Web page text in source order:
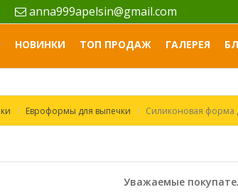
anna999apelsin@gmail.com
НОВИНКИ ТОП ПРОДАЖ ГАЛЕРЕЯ
Евроформы для выпечки Силиконовая форма
Уважаемые